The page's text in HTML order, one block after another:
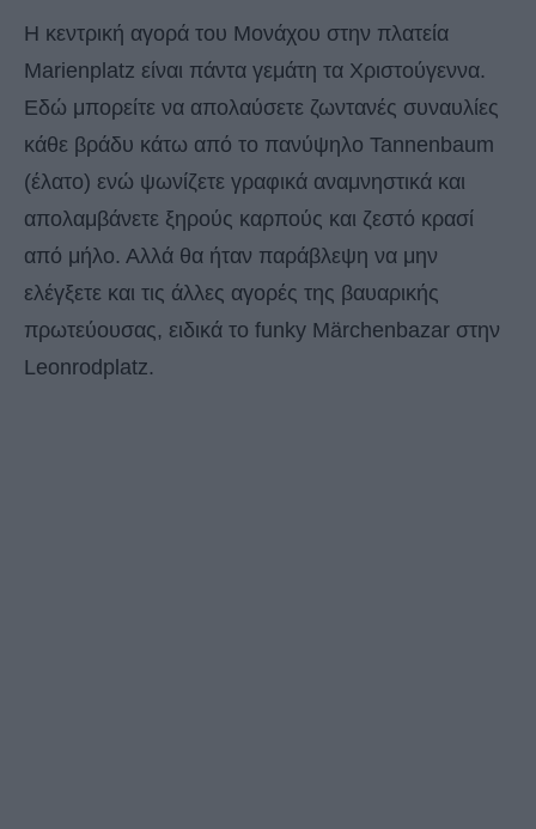
Η κεντρική αγορά του Μονάχου στην πλατεία
Marienplatz είναι πάντα γεμάτη τα Χριστούγεννα.
Εδώ μπορείτε να απολαύσετε ζωντανές συναυλίες
κάθε βράδυ κάτω από το πανύψηλο Tannenbaum
(έλατο) ενώ ψωνίζετε γραφικά αναμνηστικά και
απολαμβάνετε ξηρούς καρπούς και ζεστό κρασί
από μήλο. Αλλά θα ήταν παράβλεψη να μην
ελέγξετε και τις άλλες αγορές της βαυαρικής
πρωτεύουσας, ειδικά το funky Märchenbazar στην
Leonrodplatz.